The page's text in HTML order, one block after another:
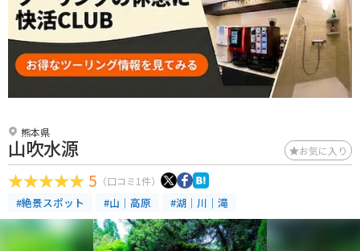
熊本県
山吹水源 お気に入り
5 （口コミ1件）
#絶景スポット #山｜高原 #湖｜川｜滝